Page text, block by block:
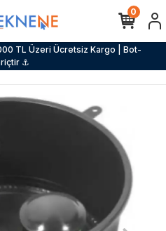
TL Üzeri Ücretsiz Kargo | Bot-
⚓
0